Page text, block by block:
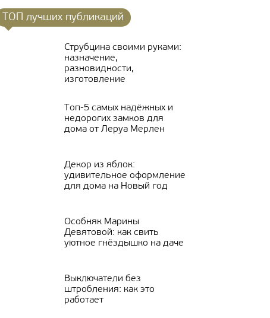
ТОП лучших публикаций
Струбцина своими руками:
назначение,
разновидности,
изготовление
Топ-5 самых надёжных и
недорогих замков для
дома от Леруа Мерлен
Декор из яблок:
удивительное оформление
для дома на Новый год
Особняк Марины
Девятовой: как свить
уютное гнёздышко на даче
Выключатели без
штробления: как это
работает